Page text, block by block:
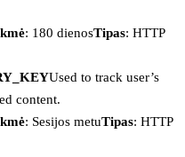
: 180 dienosTipas: HTTP
Used to track user’s
content.
: Sesijos metuTipas: HTTP